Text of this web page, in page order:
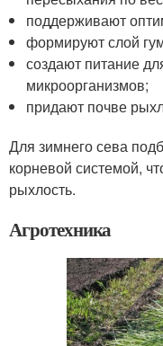
поддерживают
формируют слой
создают питание
микроорганизмов;
придают почве
Для зимнего сева
корневой системой,
рыхлость.
Агротехника